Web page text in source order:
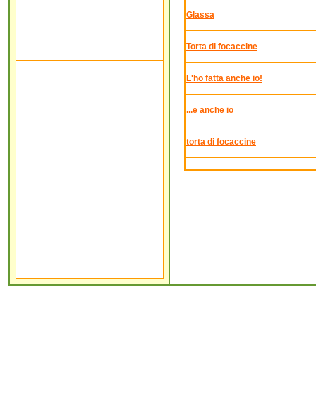
Glassa
Torta di focaccine
L'ho fatta anche io!
...e anche io
torta di focaccine